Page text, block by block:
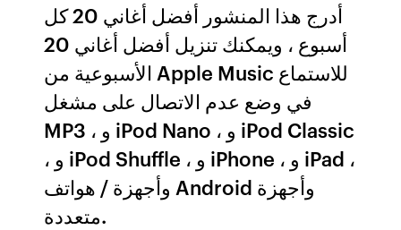
أدرج هذا المنشور أفضل أغاني 20 كل
أسبوع ، ويمكنك تنزيل أفضل أغاني 20
الأسبوعية من Apple Music للاستماع
في وضع عدم الاتصال على مشغل
MP3 ، و iPod Nano ، و iPod Classic
، و iPod Shuffle ، و iPhone ، و iPad ،
وأجهزة / هواتف Android وأجهزة
متعددة.